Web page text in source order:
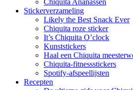
Chiquita Ananassen
Stickerverzameling
Likely the Best Snack Ever
Chiquita roze sticker
It’s Chiquita O’clock
Kunststickers
Haal een Chiquita
Chiquita-fitnessstickers
Spotify-afspeellijsten
Recepten